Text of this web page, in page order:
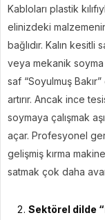
Kabloları plastik
elinizdeki
bağlıdır. Kalın kesitli
veya mekanik
saf “Soyulmuş
artırır. Ancak ince
soymaya çalışmak
açar. Profesyonel
gelişmiş kırma
satmak çok daha
Sektörel dilde